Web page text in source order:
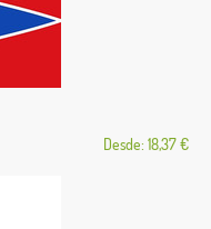
Desde: 18,37 €